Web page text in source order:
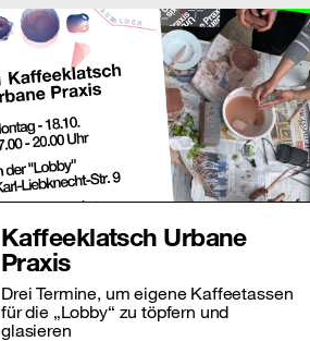
Kaffeeklatsch Urbane
Praxis
Drei Termine, um eigene Kaffeetassen
für die „Lobby“ zu töpfern und
glasieren